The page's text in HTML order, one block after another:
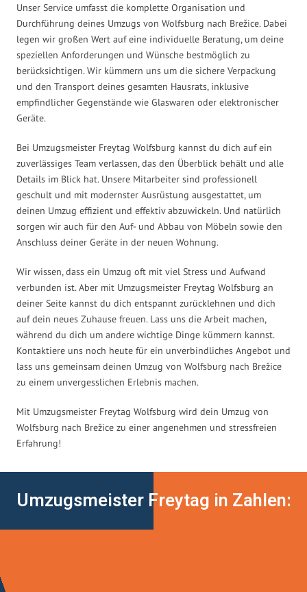
Unser Service umfasst die komplette Organisation und
Durchführung deines Umzugs von Wolfsburg nach Brežice. Dabei
legen wir großen Wert auf eine individuelle Beratung, um deine
speziellen Anforderungen und Wünsche bestmöglich zu
berücksichtigen. Wir kümmern uns um die sichere Verpackung
und den Transport deines gesamten Hausrats, inklusive
empfindlicher Gegenstände wie Glaswaren oder elektronischer
Geräte.
Bei Umzugsmeister Freytag Wolfsburg kannst du dich auf ein
zuverlässiges Team verlassen, das den Überblick behält und alle
Details im Blick hat. Unsere Mitarbeiter sind professionell
geschult und mit modernster Ausrüstung ausgestattet, um
deinen Umzug effizient und effektiv abzuwickeln. Und natürlich
sorgen wir auch für den Auf- und Abbau von Möbeln sowie den
Anschluss deiner Geräte in der neuen Wohnung.
Wir wissen, dass ein Umzug oft mit viel Stress und Aufwand
verbunden ist. Aber mit Umzugsmeister Freytag Wolfsburg an
deiner Seite kannst du dich entspannt zurücklehnen und dich
auf dein neues Zuhause freuen. Lass uns die Arbeit machen,
während du dich um andere wichtige Dinge kümmern kannst.
Kontaktiere uns noch heute für ein unverbindliches Angebot und
lass uns gemeinsam deinen Umzug von Wolfsburg nach Brežice
zu einem unvergesslichen Erlebnis machen.
Mit Umzugsmeister Freytag Wolfsburg wird dein Umzug von
Wolfsburg nach Brežice zu einer angenehmen und stressfreien
Erfahrung!
Umzugsmeister Freytag in Zahlen: